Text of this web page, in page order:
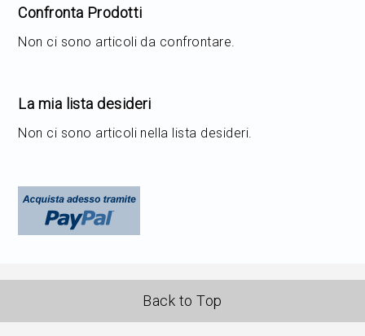
Confronta Prodotti
Non ci sono articoli da confrontare.
La mia lista desideri
Non ci sono articoli nella lista desideri.
Back to Top